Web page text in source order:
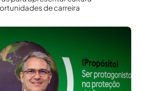
de carreira